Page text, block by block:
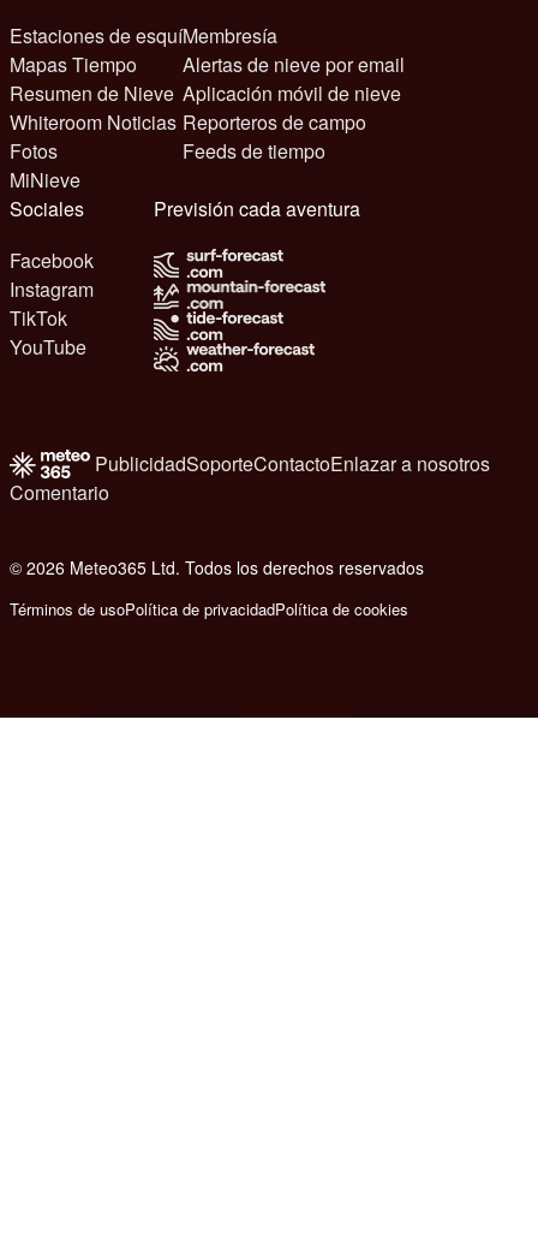
Estaciones de esquí
Mapas Tiempo
Resumen de Nieve
Whiteroom Noticias
Fotos
MiNieve
Membresía
Alertas de nieve por email
Aplicación móvil de nieve
Reporteros de campo
Feeds de tiempo
Sociales
Facebook
Instagram
TikTok
YouTube
Previsión cada aventura
PublicidadSoporteContactoEnlazar a nosotros
Comentario
© 2026 Meteo365 Ltd. Todos los derechos reservados
Términos de usoPolítica de privacidadPolítica de cookies